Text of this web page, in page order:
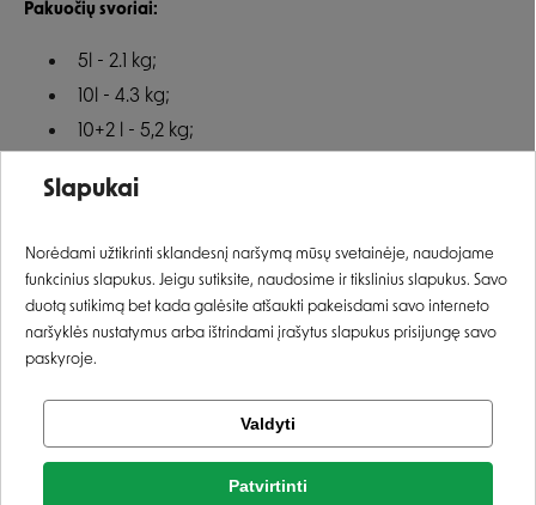
Rašyti atsiliepimą
Pakuočių svoriai:
5l - 2.1 kg;
10l - 4.3 kg;
10+2 l - 5,2 kg;
40l - 17.2 kg.
Registruotis
Facebook
Slapukai
Norėdami užtikrinti sklandesnį naršymą mūsų svetainėje, naudojame
funkcinius slapukus. Jeigu sutiksite, naudosime ir tikslinius slapukus. Savo
duotą sutikimą bet kada galėsite atšaukti pakeisdami savo interneto
naršyklės nustatymus arba ištrindami įrašytus slapukus prisijungę savo
paskyroje.
Valdyti
Patvirtinti